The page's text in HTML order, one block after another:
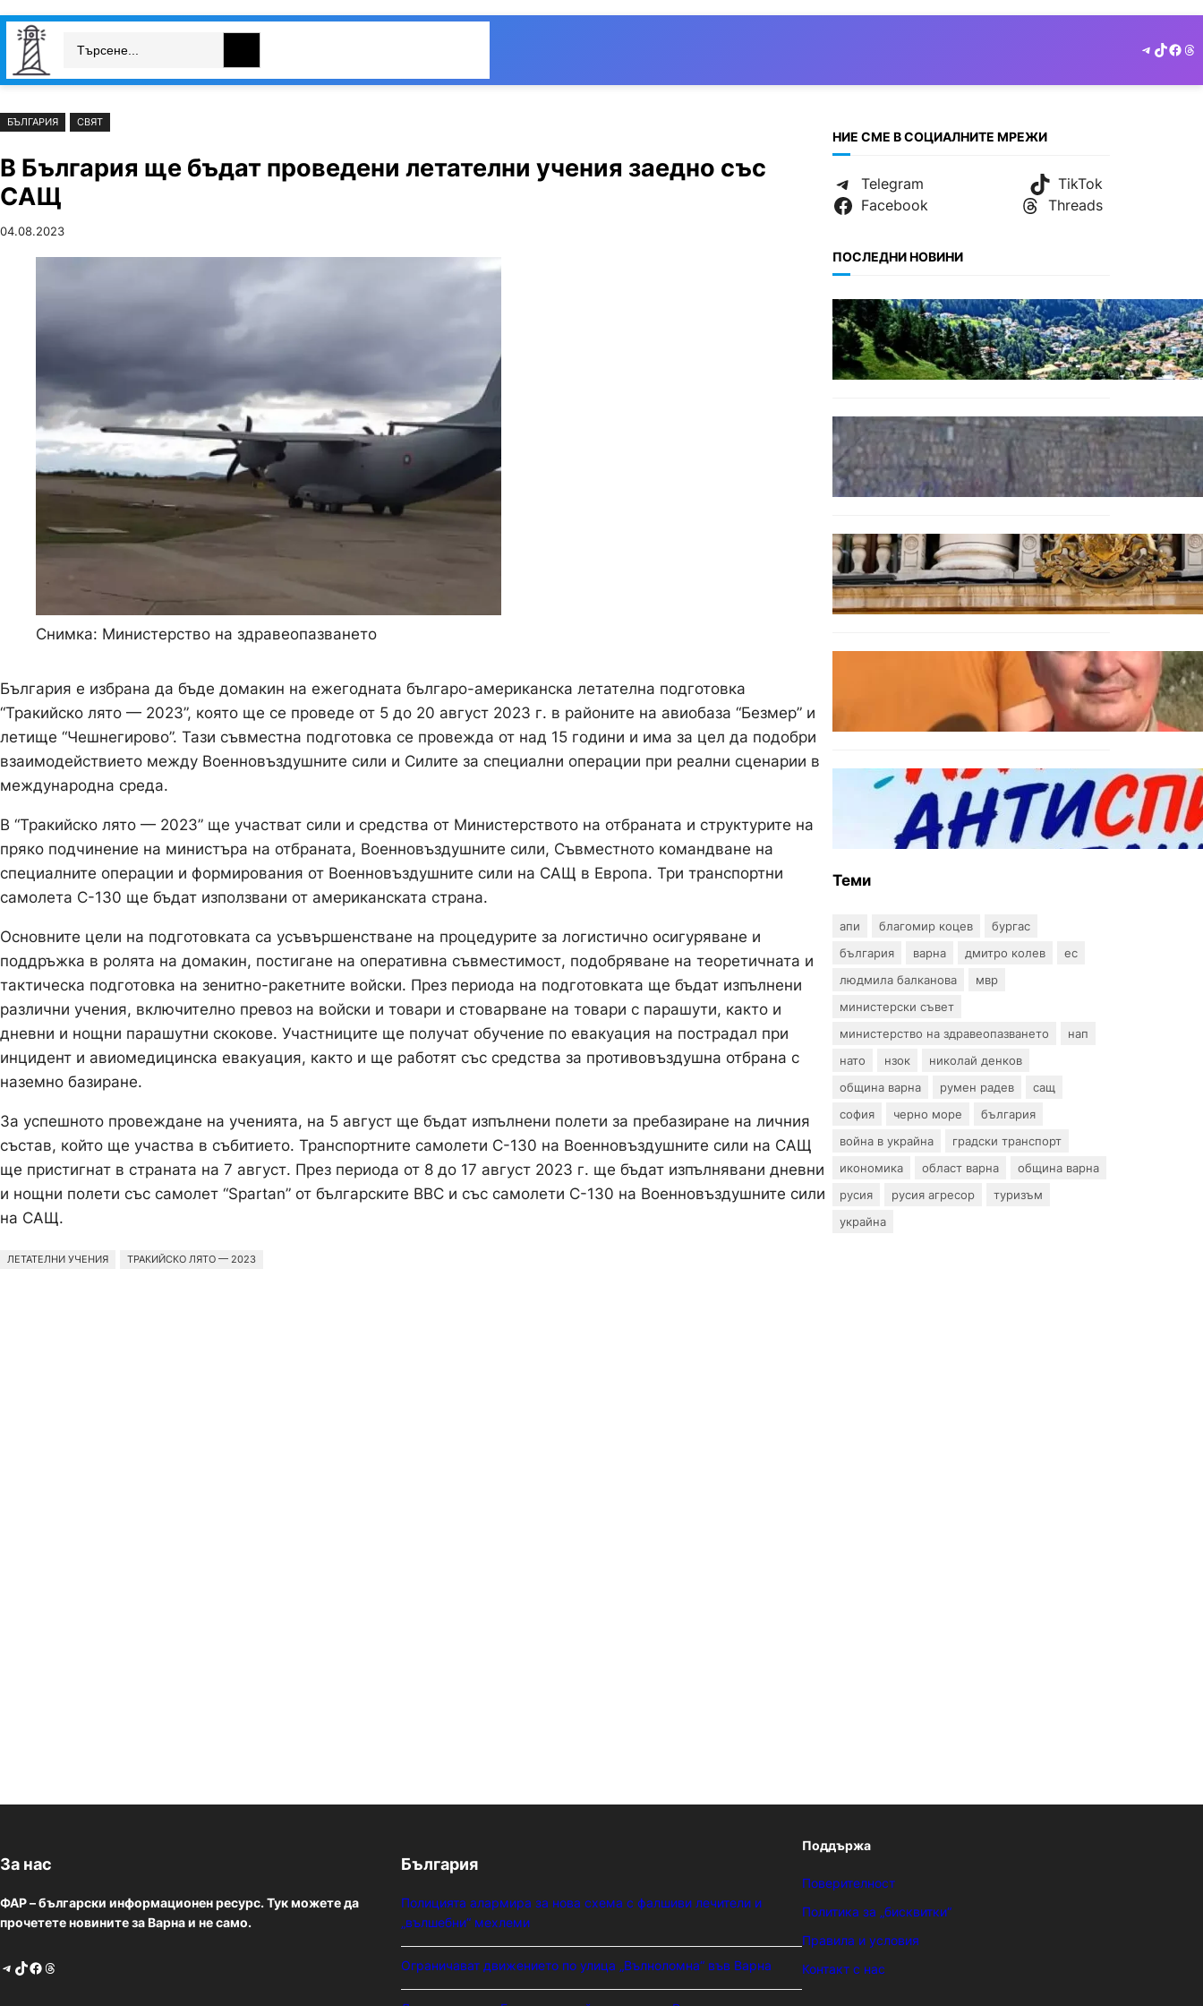
Към
съдържанието
Skip
cont
Telegram
TikTok
БЪЛГАРИЯ СВЯТ
В България ще бъдат проведени летателни учения заедно със
САЩ
04.08.2023
Снимка: Министерство на здравеопазването
България е избрана да бъде домакин на ежегодната българо-американска летателна подготовка
“Тракийско лято — 2023”, която ще се проведе от 5 до 20 август 2023 г. в районите на авиобаза “Безмер” и
летище “Чешнегирово”. Тази съвместна подготовка се провежда от над 15 години и има за цел да подобри
взаимодействието между Военновъздушните сили и Силите за специални операции при реални сценарии в
международна среда.
В “Тракийско лято — 2023” ще участват сили и средства от Министерството на отбраната и структурите на
пряко подчинение на министъра на отбраната, Военновъздушните сили, Съвместното командване на
специалните операции и формирования от Военновъздушните сили на САЩ в Европа. Три транспортни
самолета С-130 ще бъдат използвани от американската страна.
Основните цели на подготовката са усъвършенстване на процедурите за логистично осигуряване и
поддръжка в ролята на домакин, постигане на оперативна съвместимост, подобряване на теоретичната и
тактическа подготовка на зенитно-ракетните войски. През периода на подготовката ще бъдат изпълнени
различни учения, включително превоз на войски и товари и стоварване на товари с парашути, както и
дневни и нощни парашутни скокове. Участниците ще получат обучение по евакуация на пострадал при
инцидент и авиомедицинска евакуация, както и ще работят със средства за противовъздушна отбрана с
наземно базиране.
За успешното провеждане на ученията, на 5 август ще бъдат изпълнени полети за пребазиране на личния
състав, който ще участва в събитието. Транспортните самолети С-130 на Военновъздушните сили на САЩ
ще пристигнат в страната на 7 август. През периода от 8 до 17 август 2023 г. ще бъдат изпълнявани дневни
и нощни полети със самолет “Spartan” от българските ВВС и със самолети С-130 на Военновъздушните сили
на САЩ.
ЛЕТАТЕЛНИ УЧЕНИЯ ТРАКИЙСКО ЛЯТО — 2023
НИЕ СМЕ В СОЦИАЛНИТЕ МРЕЖИ
Telegram
TikTok
Facebook
Threads
ПОСЛЕДНИ НОВИНИ
БЪЛГАРИЯ
Полицията алармира за
нова схема с фалшиви
лечители и „вълшебни“
мехлеми
БЪЛГАРИЯ
Ограничават движението
по улица „Вълноломна“ във
Варна
БЪЛГАРИЯ
Дрон навлезе в България
край границата с Румъния
МЗХ: Ловните билети ще
могат да се издават онлайн
БЪЛГАРИЯ
Варна предлага безплатни
и анонимни тестове за ХИВ
и други инфекции през
август
Теми
апи благомир коцев
бургас
българия
варна дмитро колев
ес
людмила балканова
мвр
министерски съвет
министерство на здравеопазването
нап
нато
нзок
николай денков
община варна
румен радев
сащ
софия
черно море
българия
война в украйна
градски транспорт
икономика
област варна
община варна
русия
русия агресор
туризъм
украйна
За нас
ФАР – български информационен ресурс. Тук можете да
прочетете новините за Варна и не само.
Telegram TikTok Facebook Threads
България
Полицията алармира за нова схема с фалшиви лечители и
„вълшебни“ мехлеми
Ограничават движението по улица „Вълноломна“ във Варна
Поддържа
Поверителност
Политика за „бисквитки“
Правила и условия
Контакт с нас